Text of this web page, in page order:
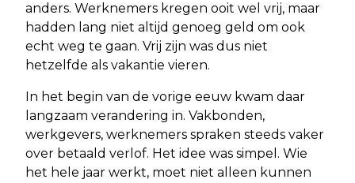
anders. Werknemers kregen ooit wel vrij, maar
hadden lang niet altijd genoeg geld om ook
echt weg te gaan. Vrij zijn was dus niet
hetzelfde als vakantie vieren.
In het begin van de vorige eeuw kwam daar
langzaam verandering in. Vakbonden,
werkgevers, werknemers spraken steeds vaker
over betaald verlof. Het idee was simpel. Wie
het hele jaar werkt, moet niet alleen kunnen